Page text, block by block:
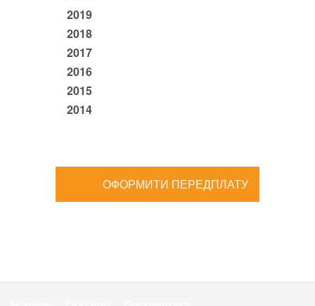
2019
2018
2017
2016
2015
2014
ОФОРМИТИ ПЕРЕДПЛАТУ